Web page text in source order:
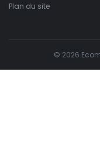
Plan du site
© 2026